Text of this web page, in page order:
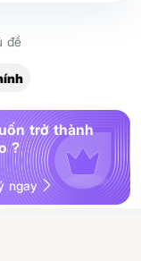
đề
trở thành
?
ngay